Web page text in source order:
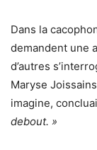
Dans la
demandent une
d’autres
Maryse
imagine,
debout. »